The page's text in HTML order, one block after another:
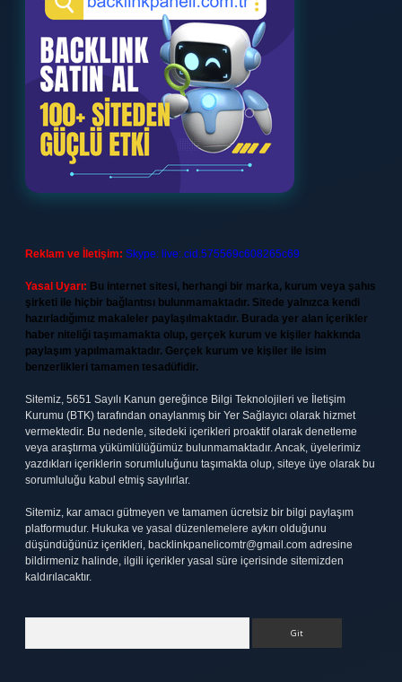
Reklam ve İletişim: Skype: live:.cid.575569c608265c69
Yasal Uyarı: Bu internet sitesi, herhangi bir marka, kurum veya şahıs
şirketi ile hiçbir bağlantısı bulunmamaktadır. Sitede yalnızca kendi
hazırladığımız makaleler paylaşılmaktadır. Burada yer alan içerikler
haber niteliği taşımamakta olup, gerçek kurum ve kişiler hakkında
paylaşım yapılmamaktadır. Gerçek kurum ve kişiler ile isim
benzerlikleri tamamen tesadüfidir.
Sitemiz, 5651 Sayılı Kanun gereğince Bilgi Teknolojileri ve İletişim
Kurumu (BTK) tarafından onaylanmış bir Yer Sağlayıcı olarak hizmet
vermektedir. Bu nedenle, sitedeki içerikleri proaktif olarak denetleme
veya araştırma yükümlülüğümüz bulunmamaktadır. Ancak, üyelerimiz
yazdıkları içeriklerin sorumluluğunu taşımakta olup, siteye üye olarak bu
sorumluluğu kabul etmiş sayılırlar.
Sitemiz, kar amacı gütmeyen ve tamamen ücretsiz bir bilgi paylaşım
platformudur. Hukuka ve yasal düzenlemelere aykırı olduğunu
düşündüğünüz içerikleri, backlinkpanelicomtr@gmail.com adresine
bildirmeniz halinde, ilgili içerikler yasal süre içerisinde sitemizden
kaldırılacaktır.